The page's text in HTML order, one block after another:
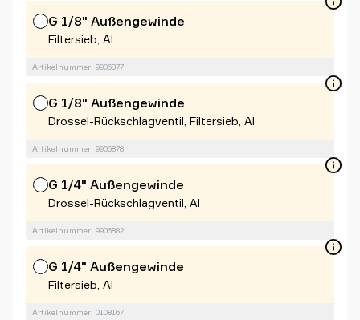
G 1/8" Außengewinde
Filtersieb, Al
Artikelnummer: 9906877
G 1/8" Außengewinde
Drossel-Rückschlagventil, Filtersieb, Al
Artikelnummer: 9906878
G 1/4" Außengewinde
Drossel-Rückschlagventil, Al
Artikelnummer: 9906882
G 1/4" Außengewinde
Filtersieb, Al
Artikelnummer: 0108167